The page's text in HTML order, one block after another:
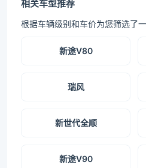
相关车型推荐
根据车辆级别和车价为您筛选了
新途V80
瑞风
新世代全顺
新途V90